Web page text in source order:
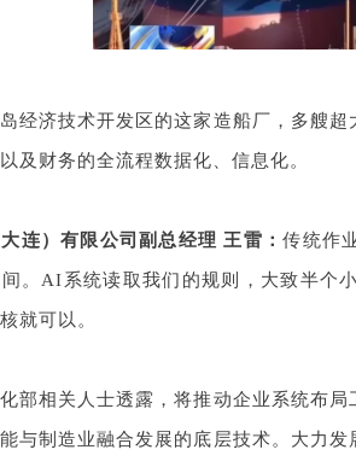
经济技术开发区的这家造船厂，多艘
及财务的全流程数据化、信息化。
连）有限公司副总经理 王雷：传统作
。AI系统读取我们的规则，大致半个
就可以。
部相关人士透露，将推动企业系统布
与制造业融合发展的底层技术。大力